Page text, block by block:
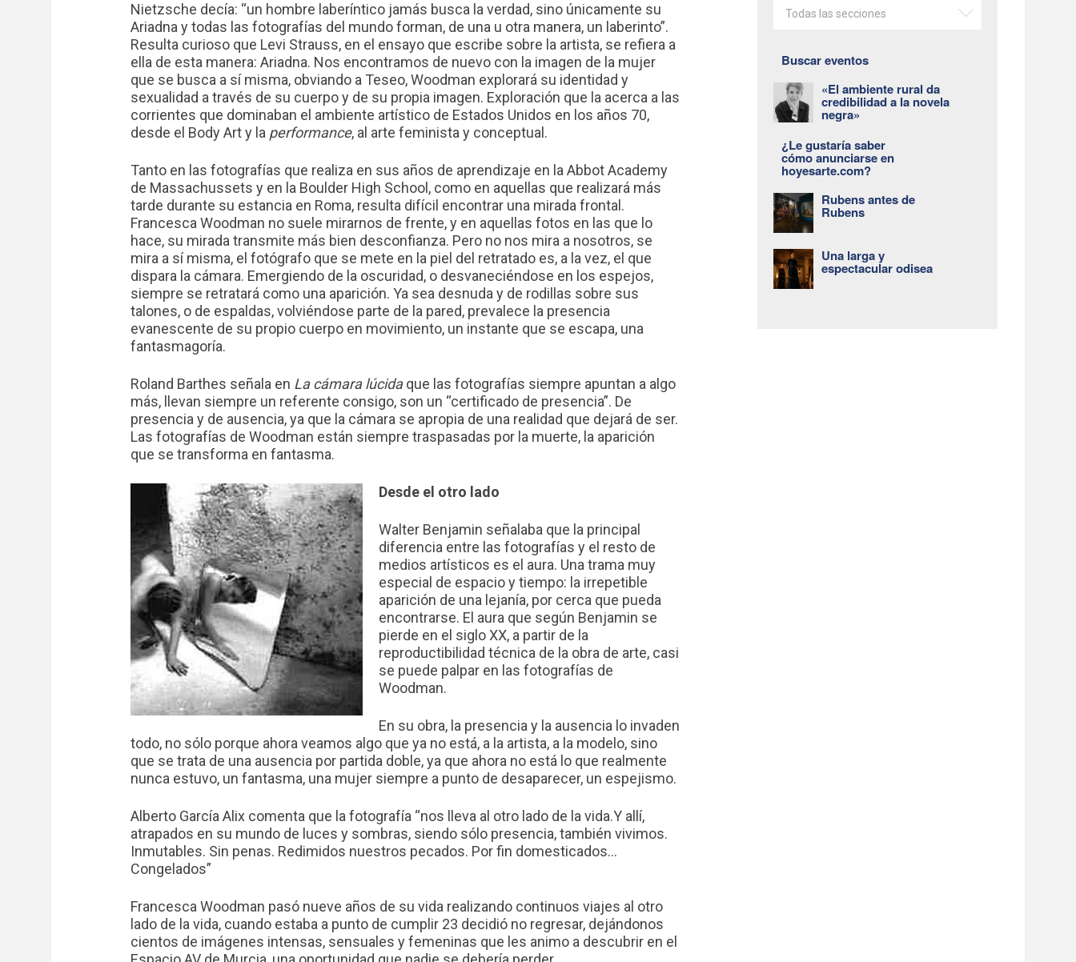
Nietzsche decía: “un hombre laberíntico jamás busca la verdad, sino únicamente su
Ariadna y todas las fotografías del mundo forman, de una u otra manera, un laberinto”.
Resulta curioso que Levi Strauss, en el ensayo que escribe sobre la artista, se refiera a
ella de esta manera: Ariadna. Nos encontramos de nuevo con la imagen de la mujer
que se busca a sí misma, obviando a Teseo, Woodman explorará su identidad y
sexualidad a través de su cuerpo y de su propia imagen. Exploración que la acerca a las
corrientes que dominaban el ambiente artístico de Estados Unidos en los años 70,
desde el Body Art y la performance, al arte feminista y conceptual.
Tanto en las fotografías que realiza en sus años de aprendizaje en la Abbot Academy
de Massachussets y en la Boulder High School, como en aquellas que realizará más
tarde durante su estancia en Roma, resulta difícil encontrar una mirada frontal.
Francesca Woodman no suele mirarnos de frente, y en aquellas fotos en las que lo
hace, su mirada transmite más bien desconfianza. Pero no nos mira a nosotros, se
mira a sí misma, el fotógrafo que se mete en la piel del retratado es, a la vez, el que
dispara la cámara. Emergiendo de la oscuridad, o desvaneciéndose en los espejos,
siempre se retratará como una aparición. Ya sea desnuda y de rodillas sobre sus
talones, o de espaldas, volviéndose parte de la pared, prevalece la presencia
evanescente de su propio cuerpo en movimiento, un instante que se escapa, una
fantasmagoría.
Roland Barthes señala en La cámara lúcidaque las fotografías siempre apuntan a algo
más, llevan siempre un referente consigo, son un “certificado de presencia”. De
presencia y de ausencia, ya que la cámara se apropia de una realidad que dejará de ser.
Las fotografías de Woodman están siempre traspasadas por la muerte, la aparición
que se transforma en fantasma.
Desde el otro lado
Walter Benjamin señalaba que la principal
diferencia entre las fotografías y el resto de
medios artísticos es el aura. Una trama muy
especial de espacio y tiempo: la irrepetible
aparición de una lejanía, por cerca que pueda
encontrarse. El aura que según Benjamin se
pierde en el siglo XX, a partir de la
reproductibilidad técnica de la obra de arte, casi
se puede palpar en las fotografías de
Woodman.
En su obra, la presencia y la ausencia lo invaden
todo, no sólo porque ahora veamos algo que ya no está, a la artista, a la modelo, sino
que se trata de una ausencia por partida doble, ya que ahora no está lo que realmente
nunca estuvo, un fantasma, una mujer siempre a punto de desaparecer, un espejismo.
Alberto García Alix comenta que la fotografía “nos lleva al otro lado de la vida.Y allí,
atrapados en su mundo de luces y sombras, siendo sólo presencia, también vivimos.
Inmutables. Sin penas. Redimidos nuestros pecados. Por fin domesticados…
Congelados”
Francesca Woodman pasó nueve años de su vida realizando continuos viajes al otro
lado de la vida, cuando estaba a punto de cumplir 23 decidió no regresar, dejándonos
cientos de imágenes intensas, sensuales y femeninas que les animo a descubrir en el
Todas las secciones
Buscar eventos
«El ambiente rural da
credibilidad a la novela
negra»
¿Le gustaría saber
cómo anunciarse en
hoyesarte.com?
Rubens antes de
Rubens
Una larga y
espectacular odisea